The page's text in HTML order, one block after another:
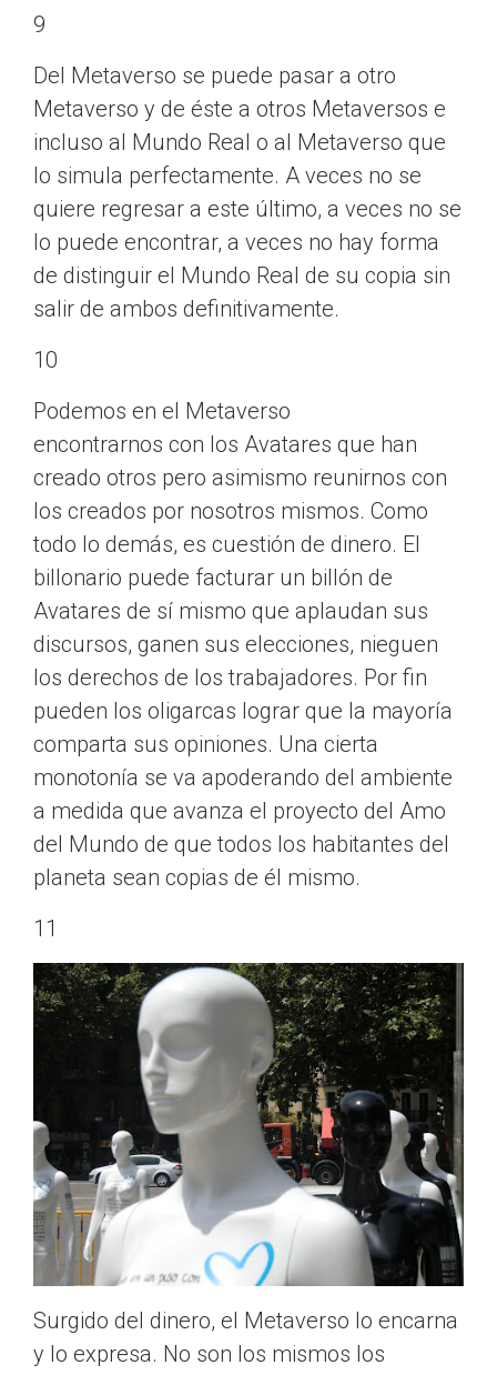
9
Del Metaverso se puede pasar a otro
Metaverso y de éste a otros Metaversos e
incluso al Mundo Real o al Metaverso que
lo simula perfectamente. A veces no se
quiere regresar a este último, a veces no se
lo puede encontrar, a veces no hay forma
de distinguir el Mundo Real de su copia sin
salir de ambos definitivamente.
10
Podemos en el Metaverso
encontrarnos con los Avatares que han
creado otros pero asimismo reunirnos con
los creados por nosotros mismos. Como
todo lo demás, es cuestión de dinero. El
billonario puede facturar un billón de
Avatares de sí mismo que aplaudan sus
discursos, ganen sus elecciones, nieguen
los derechos de los trabajadores. Por fin
pueden los oligarcas lograr que la mayoría
comparta sus opiniones. Una cierta
monotonía se va apoderando del ambiente
a medida que avanza el proyecto del Amo
del Mundo de que todos los habitantes del
planeta sean copias de él mismo.
11
Surgido del dinero, el Metaverso lo encarna
y lo expresa. No son los mismos los